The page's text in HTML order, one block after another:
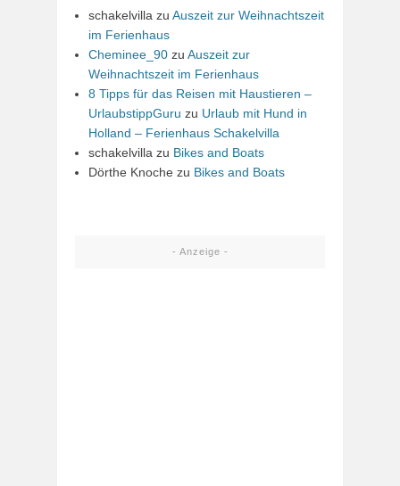
schakelvilla zu Auszeit zur Weihnachtszeit
im Ferienhaus
Cheminee_90 zu Auszeit zur
Weihnachtszeit im Ferienhaus
8 Tipps für das Reisen mit Haustieren –
UrlaubstippGuru zu Urlaub mit Hund in
Holland – Ferienhaus Schakelvilla
schakelvilla zu Bikes and Boats
Dörthe Knoche zu Bikes and Boats
- Anzeige -